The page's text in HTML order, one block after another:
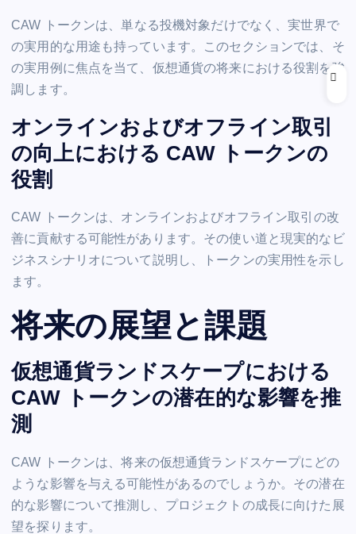
CAW トークンは、単なる投機対象だけでなく、実世界で
の実用的な用途も持っています。このセクションでは、そ
の実用例に焦点を当て、仮想通貨の将来における役割を強
調します。
オンラインおよびオフライン取引
の向上における CAW トークンの
役割
CAW トークンは、オンラインおよびオフライン取引の改
善に貢献する可能性があります。その使い道と現実的なビ
ジネスシナリオについて説明し、トークンの実用性を示し
ます。
将来の展望と課題
仮想通貨ランドスケープにおける
CAW トークンの潜在的な影響を推
測
CAW トークンは、将来の仮想通貨ランドスケープにどの
ような影響を与える可能性があるのでしょうか。その潜在
的な影響について推測し、プロジェクトの成長に向けた展
望を探ります。